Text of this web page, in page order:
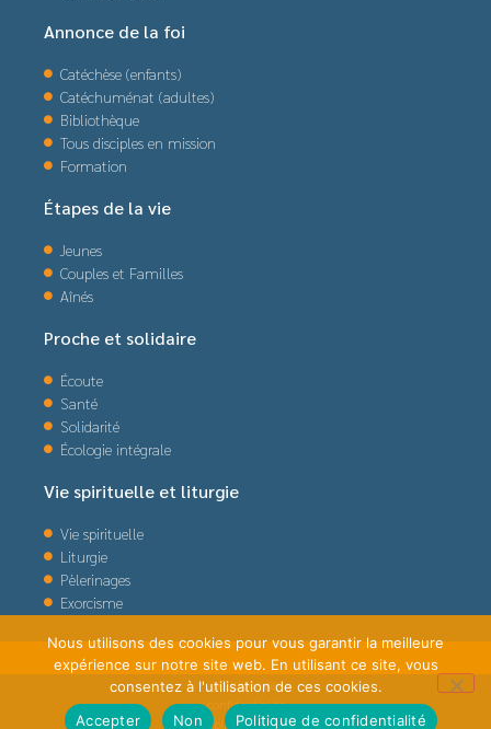
Annonce de la foi
Catéchèse (enfants)
Catéchuménat (adultes)
Bibliothèque
Tous disciples en mission
Formation
Étapes de la vie
Jeunes
Couples et Familles
Aînés
Proche et solidaire
Écoute
Santé
Solidarité
Écologie intégrale
Vie spirituelle et liturgie
Vie spirituelle
Liturgie
Pèlerinages
Exorcisme
politique de
confidentialité
plan du site
Nous utilisons des cookies pour vous garantir la meilleure
expérience sur notre site web. En utilisant ce site, vous
consentez à l'utilisation de ces cookies.
Accepter
Non Politique de confidentialité